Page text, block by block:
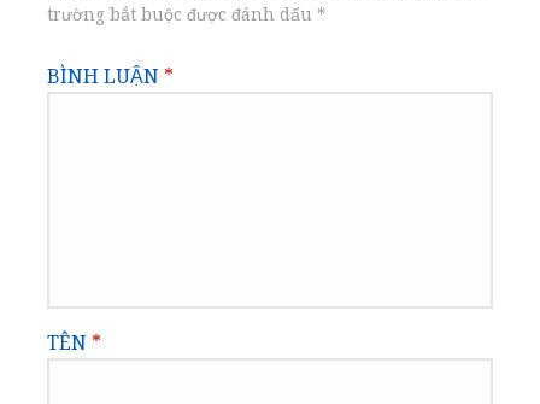
trường bắt buộc được đánh dấu *
BÌNH LUẬN *
TÊN *